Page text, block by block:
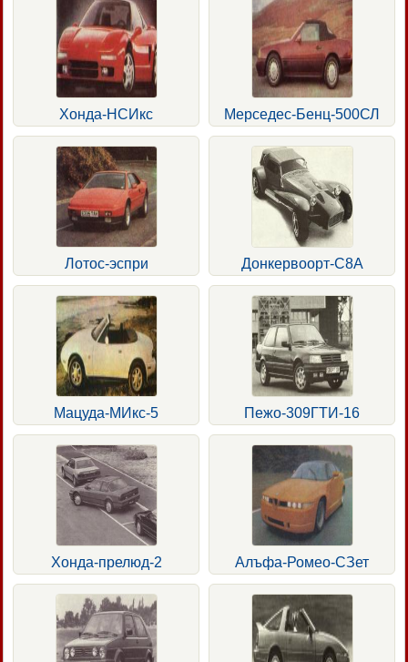
Хонда-НСИкс Мерседес-Бенц-500СЛ
Лотос-эспри Донкервоорт-С8А
Мацуда-МИкс-5 Пежо-309ГТИ-16
Хонда-прелюд-2 Алъфа-Ромео-СЗет